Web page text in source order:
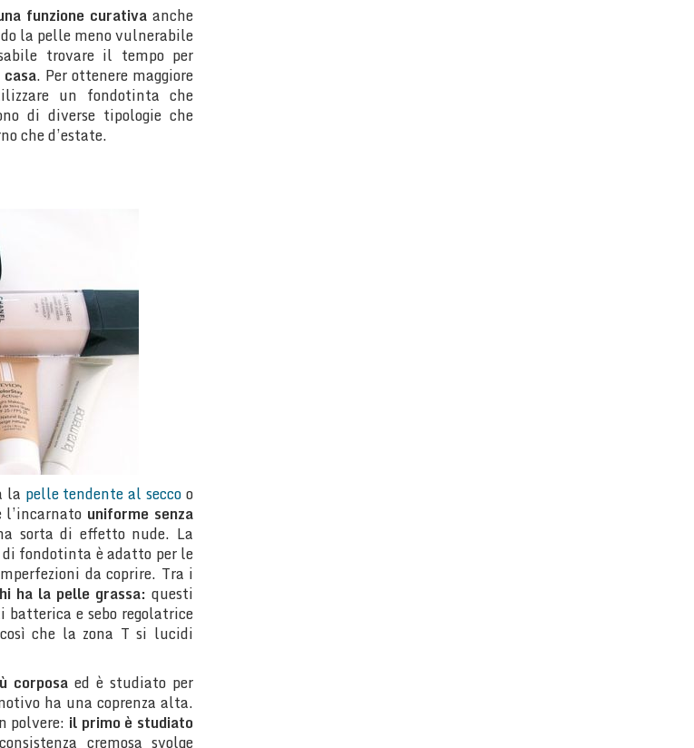
funzione curativa anche
la pelle meno vulnerabile
trovare il tempo per
. Per ottenere maggiore
un fondotinta che
di diverse tipologie che
che d’estate.
la pelle tendente al seccoo
uniforme senza
sorta di effetto nude. La
di fondotinta è adatto per le
da coprire. Tra i
ha la pelle grassa: questi
e sebo regolatrice
che la zona T si lucidi
corposaed è studiato per
ha una coprenza alta.
polvere: il primo è studiato
cremosa svolge